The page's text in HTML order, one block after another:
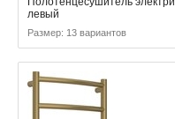
левый
Размер: 13 вариантов